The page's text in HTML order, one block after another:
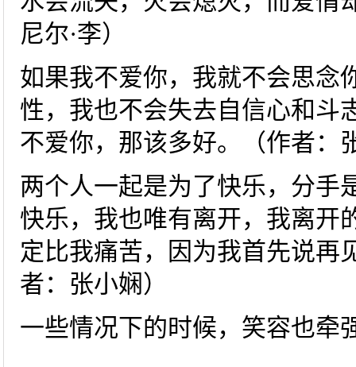
尼尔·李）
如果我不爱你，我就不会思念
性，我也不会失去自信心和斗
不爱你，那该多好。（作者：
两个人一起是为了快乐，分手
快乐，我也唯有离开，我离开
定比我痛苦，因为我首先说再
者：张小娴）
一些情况下的时候，笑容也牵